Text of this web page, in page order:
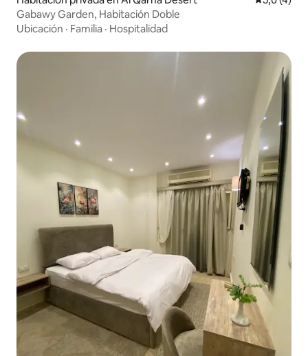
Gabawy Garden, Habitación Doble
Ubicación · Familia · Hospitalidad